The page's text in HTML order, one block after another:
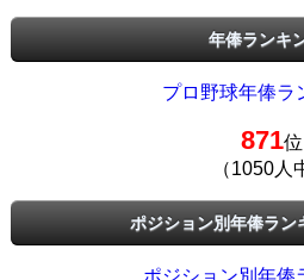
年俸ランキ
プロ野球年俸ラ
871位
（1050人
ポジション別年俸ラン